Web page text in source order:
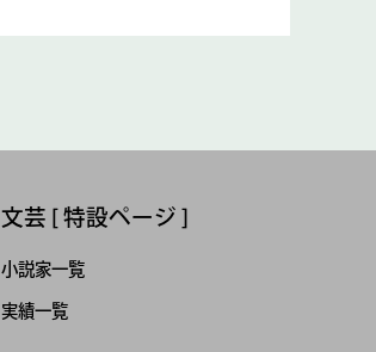
文芸 [ 特設ページ ]
小説家一覧
実績一覧